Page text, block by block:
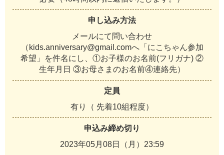
申し込み方法
メールにて問い合わせ
（kids.anniversary@gmail.comへ「にこちゃん参加
希望」を件名にし、①お子様のお名前(フリガナ) ②
生年月日 ③お母さまのお名前④連絡先）
定員
有り（ 先着10組程度）
申込み締め切り
2023年05月08日（月）23:59